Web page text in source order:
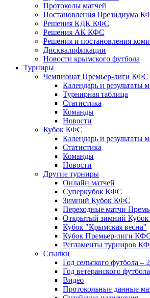
Протоколы матчей
Постановления Президиума
Решения КДК КФС
Решения АК КФС
Решения и постановления
Дисквалификации
Новости крымского футбола
Турниры
Чемпионат Премьер-лиги КФС
Календарь и результаты
Турнирная таблица
Статистика
Команды
Новости
Кубок КФС
Календарь и результаты
Статистика
Команды
Новости
Другие турниры
Онлайн матчей
Суперкубок КФС
Зимний Кубок КФС
Переходные матчи
Открытый зимний
Кубок "Крымская весна"
Кубок Премьер-лиги
Регламенты турниров
Ссылки
Год сельского футбола –
Год ветеранского
Видео
Протокольные данные